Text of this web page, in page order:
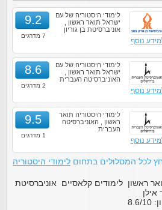
נוסף
9.2
7 מדרגים
לימודי היסטוריה של עם
ישראל תואר ראשון ,
אוניברסיטת בן גוריון
נוסף
8.6
2 מדרגים
לימודי היסטוריה של עם
ישראל תואר ראשון ,
האוניברסיטה העברית
נוסף
9.5
1 מדרגים
לימודי היסטוריה תואר
ראשון , האוניברסיטה
העברית
לכל המסלולים בתחום לימודי היסטוריה
ראשון לימודים קלאסיים אוניברסיטת
אילן
8.6/10